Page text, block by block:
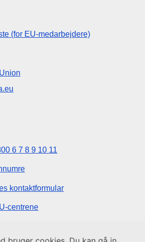
(for EU-medarbejdere)
Union
6 7 8 9 10 11
kontaktformular
centrene